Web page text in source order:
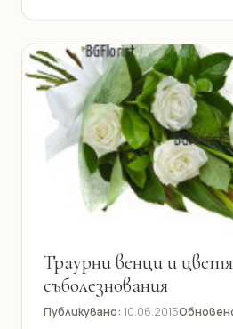
Траурни венци и
съболезнования
Публикувано: 10.06.2015